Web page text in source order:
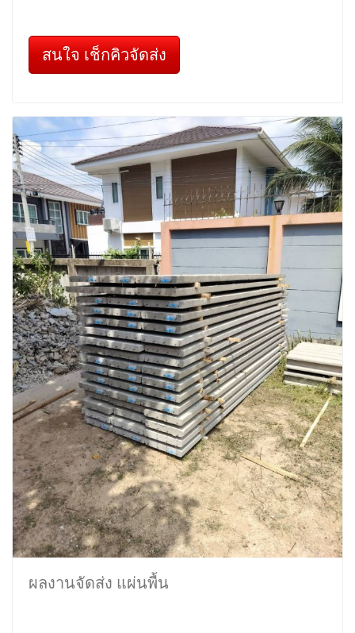
สนใจ เช็กคิวจัดส่ง
ผลงานจัดส่ง แผ่นพื้น